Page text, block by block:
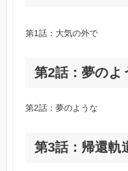
第1話：大気の外で
第2話：夢のよ
第2話：夢のような
第3話：帰還軌